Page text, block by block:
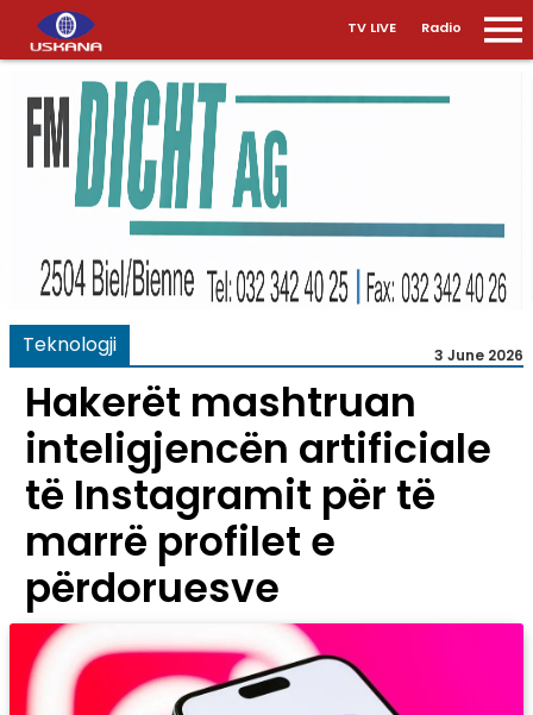
TV LIVE Radio
Teknologji 3 June 2026
Hakerët mashtruan
inteligjencën artificiale
të Instagramit për të
marrë profilet e
përdoruesve